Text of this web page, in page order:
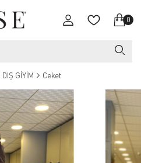
0
DIŞ GİYİM Ceket